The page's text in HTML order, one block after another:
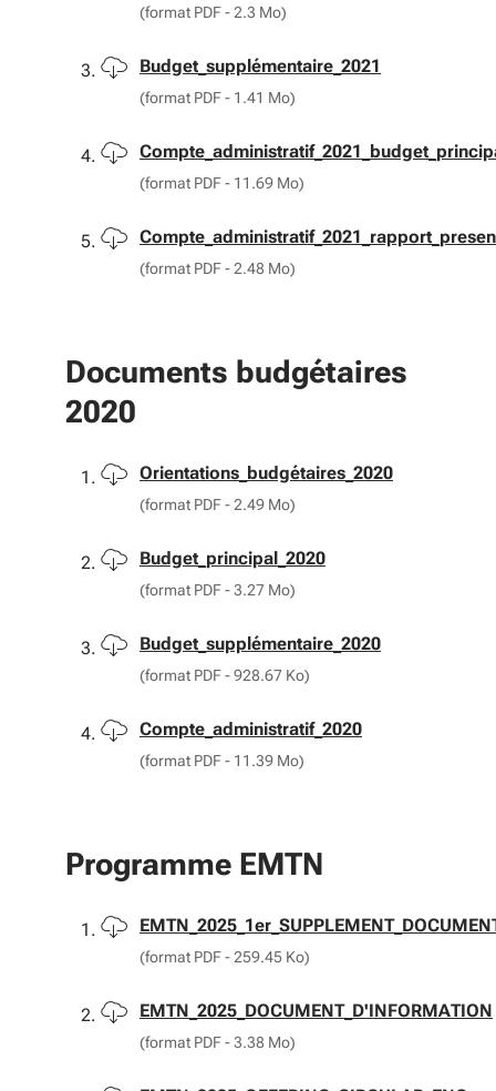
(format PDF - 2.3 Mo)
Télécharger
Budget_supplémentaire_2021
(format PDF - 1.41 Mo)
Télécharger
(format PDF - 11.69 Mo)
Télécharger
(format PDF - 2.48 Mo)
Documents budgétaires
2020
Télécharger
Orientations_budgétaires_2020
(format PDF - 2.49 Mo)
Télécharger
Budget_principal_2020
(format PDF - 3.27 Mo)
Télécharger
Budget_supplémentaire_2020
(format PDF - 928.67 Ko)
Télécharger
Compte_administratif_2020
(format PDF - 11.39 Mo)
Programme EMTN
Télécharger
(format PDF - 259.45 Ko)
Télécharger
EMTN_2025_DOCUMENT_D'INFORMATION
(format PDF - 3.38 Mo)